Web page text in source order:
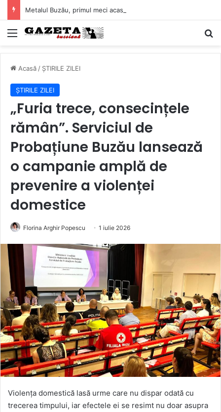
Mediu
Acasă / ȘTIRILE ZILEI
ȘTIRILE ZILEI
„Furia trece, consecințele
rămân”. Serviciul de
Probațiune Buzău lansează
o campanie amplă de
prevenire a violenței
domestice
Florina Arghir Popescu 1 iulie 2026
Violența domestică lasă urme care nu dispar odată cu
trecerea timpului, iar efectele ei se resimt nu doar asupra